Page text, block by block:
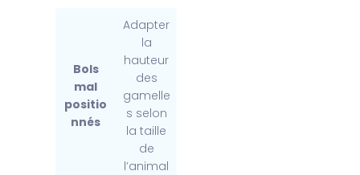
Bols
mal
positio
nnés
Adapter
la
hauteur
des
gamelle
s selon
la taille
de
l’animal